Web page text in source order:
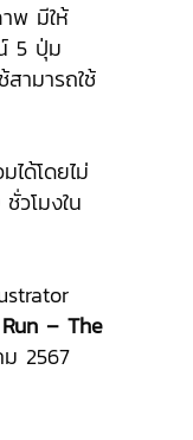
พ มีให้
5 ปุ่ม
ามารถใช้
ได้โดยไม่
วโมงใน
– The
2567